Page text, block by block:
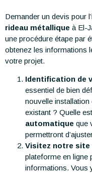
Demander un devis pour
rideau métallique à El-
une procédure étape par
obtenez les informations
votre projet.
Identification de
essentiel de bien
nouvelle installation
existant ? Quelle
automatique que
permettront
Visitez notre site
plateforme en ligne
informations. Vous